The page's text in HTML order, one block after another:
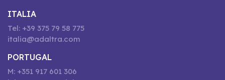
ITALIA
Tel: +39 375 79 58 775
italia@adaltra.com
PORTUGAL
M: +351 917 601 306